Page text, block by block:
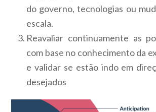
do governo, tecnologias ou
escala.
Reavaliar continuamente as
com base no conhecimento da
e validar se estão indo em
desejados